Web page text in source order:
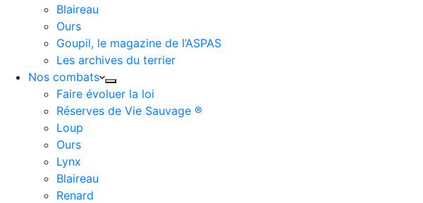
Blaireau
Ours
Goupil, le magazine de l’ASPAS
Les archives du terrier
Nos combats
Faire évoluer la loi
Réserves de Vie Sauvage ®
Loup
Ours
Lynx
Blaireau
Renard